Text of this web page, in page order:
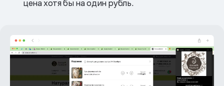
цена хотя бы на один рубль.